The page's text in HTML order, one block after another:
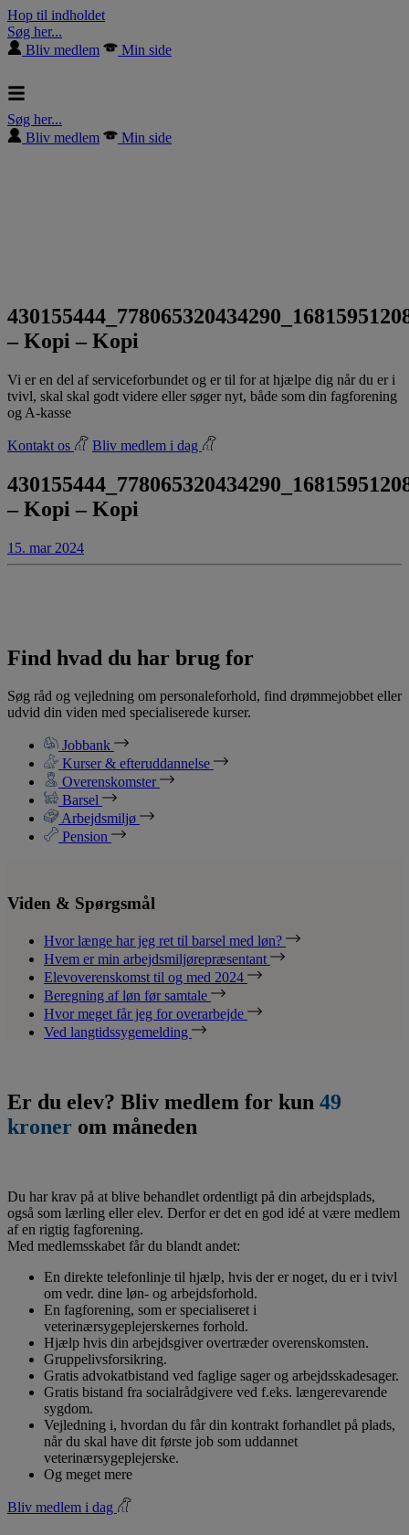
Hop til indholdet
Søg her...
Bliv medlem
Min side
Søg her...
Bliv medlem
Min side
– Kopi – Kopi
Vi er en del af serviceforbundet og er til for at hjælpe dig når du er i
tvivl, skal skal godt videre eller søger nyt, både som din fagforening
og A-kasse
Kontakt os Bliv medlem i dag
– Kopi – Kopi
15. mar 2024
Find hvad du har brug for
Søg råd og vejledning om personaleforhold, find drømmejobbet eller
udvid din viden med specialiserede kurser.
Jobbank
Kurser & efteruddannelse
Overenskomster
Barsel
Arbejdsmiljø
Pension
Viden & Spørgsmål
Hvor længe har jeg ret til barsel med løn?
Hvem er min arbejdsmiljørepræsentant
Elevoverenskomst til og med 2024
Beregning af løn før samtale
Hvor meget får jeg for overarbejde
Ved langtidssygemelding
Er du elev? Bliv medlem for kun 49
kroner om måneden
Du har krav på at blive behandlet ordentligt på din arbejdsplads,
også som lærling eller elev. Derfor er det en god idé at være medlem
af en rigtig fagforening.
Med medlemsskabet får du blandt andet:
En direkte telefonlinje til hjælp, hvis der er noget, du er i tvivl
om vedr. dine løn- og arbejdsforhold.
En fagforening, som er specialiseret i
veterinærsygeplejerskernes forhold.
Hjælp hvis din arbejdsgiver overtræder overenskomsten.
Gruppelivsforsikring.
Gratis advokatbistand ved faglige sager og arbejdsskadesager.
Gratis bistand fra socialrådgivere ved f.eks. længerevarende
sygdom.
Vejledning i, hvordan du får din kontrakt forhandlet på plads,
når du skal have dit første job som uddannet
veterinærsygeplejerske.
Og meget mere
Bliv medlem i dag